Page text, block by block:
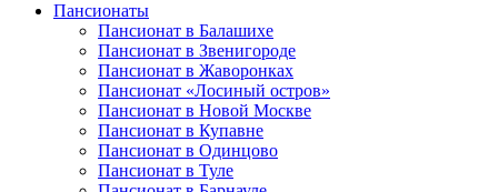
Пансионаты
Пансионат в Балашихе
Пансионат в Звенигороде
Пансионат в Жаворонках
Пансионат «Лосиный остров»
Пансионат в Новой Москве
Пансионат в Купавне
Пансионат в Одинцово
Пансионат в Туле